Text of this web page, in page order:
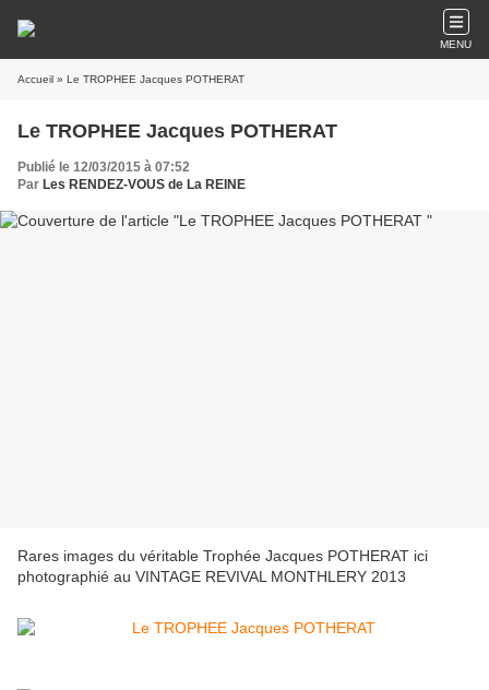
MENU
Accueil » Le TROPHEE Jacques POTHERAT
Le TROPHEE Jacques POTHERAT
Publié le 12/03/2015 à 07:52
Par Les RENDEZ-VOUS de La REINE
Rares images du véritable Trophée Jacques POTHERAT ici
photographié au VINTAGE REVIVAL MONTHLERY 2013